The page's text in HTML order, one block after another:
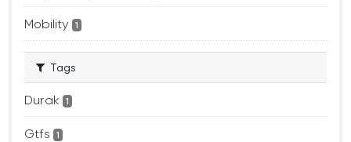
Mobility 1
Tags
Durak 1
Gtfs 1